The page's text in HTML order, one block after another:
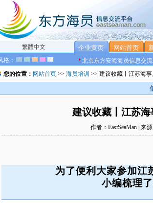
繁體中文
格：
企业黄页 网站首页
北京东方安海海员信息交
您的位置： 网站首页 >> 海员培训 >> 建议收藏丨江苏海
建议收藏丨江苏
作者：EastSeaMan | 来
为了便利大家参加江
小编梳理